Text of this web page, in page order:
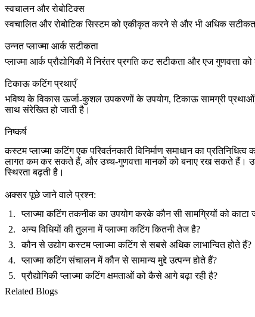
स्वचालन और रोबोटिक्स
स्वचालित और रोबोटिक सिस्टमको एकीकृत करने से और भी अधिक सटीकता,
उन्नत प्लाज्मा आर्क सटीकता
प्लाज्मा आर्क प्रौद्योगिकी में निरंतर प्रगति कट सटीकता और एज गुणवत्ता
टिकाऊ कटिंग प्रथाएँ
भविष्य के विकासऊर्जा-कुशल उपकरणोंके उपयोग, टिकाऊ सामग्री
साथ संरेखित हो जाती है।
निष्कर्ष
कस्टम प्लाज्मा कटिंग एक परिवर्तनकारी विनिर्माण समाधान का
लागत कम कर सकते हैं, और उच्च-गुणवत्ता मानकों को बनाए रख सकते हैं।
स्थिरता बढ़ती है।
अक्सर पूछे जाने वाले प्रश्न:
प्लाज्मा कटिंग तकनीक का उपयोग करके कौन सी सामग्रियों को काटा
अन्य विधियों की तुलना में प्लाज्मा कटिंग कितनी तेज है?
कौन से उद्योग कस्टम प्लाज्मा कटिंग से सबसे अधिक लाभान्वित होते हैं?
प्लाज्मा कटिंग संचालन में कौन से सामान्य मुद्दे उत्पन्न होते हैं?
प्रौद्योगिकी प्लाज्मा कटिंग क्षमताओं को कैसे आगे बढ़ा रही है?
Related Blogs